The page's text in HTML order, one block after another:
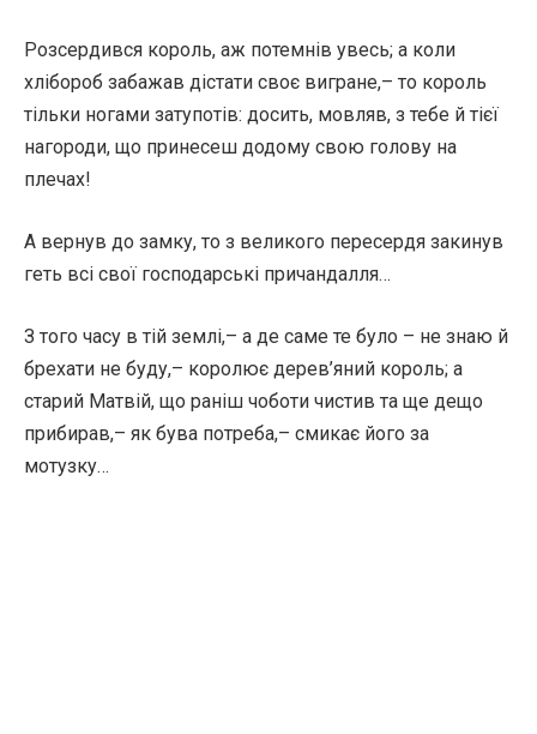
Розсердився король, аж потемнів увесь; а коли
хлібороб забажав дістати своє вигране,– то король
тільки ногами затупотів: досить, мовляв, з тебе й тієї
нагороди, що принесеш додому свою голову на
плечах!
А вернув до замку, то з великого пересердя закинув
геть всі свої господарські причандалля…
З того часу в тій землі,– а де саме те було – не знаю й
брехати не буду,– королює дерев’яний король; а
старий Матвій, що раніш чоботи чистив та ще дещо
прибирав,– як бува потреба,– смикає його за
мотузку…